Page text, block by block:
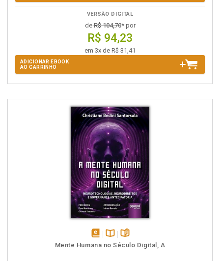
VERSÃO DIGITAL
deR$ 104,70* por
R$ 94,23
em 3x de R$ 31,41
ADICIONAR EBOOK
AO CARRINHO
disponível
Disponível
páginas
Mente Humana no Século Digital, A